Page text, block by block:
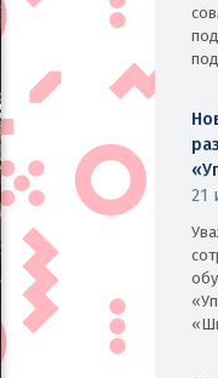
21